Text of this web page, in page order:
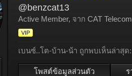
@benzcat13
Active Member, จาก CAT Telecom
VIP
เบนซ์..โต-บ้าน-น้า ถูกพบเห็นล่าสุด:
โพสต์ข้อมูลส่วนตัว